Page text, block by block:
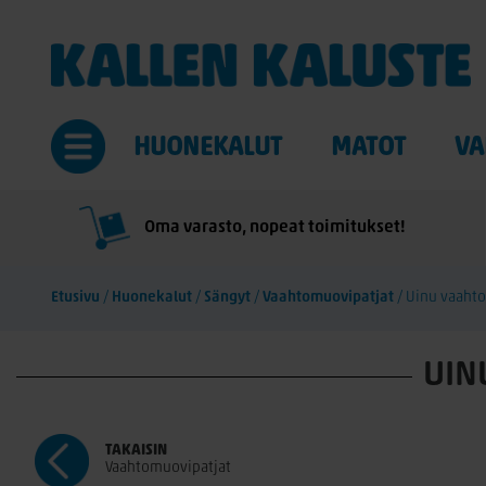
HUONEKALUT MATOT
Oma varasto, nopeat toimitukset!
Etusivu / Huonekalut / Sängyt / Vaahtomuovipatjat / Uinu
TAKAISIN
Vaahtomuovipatjat